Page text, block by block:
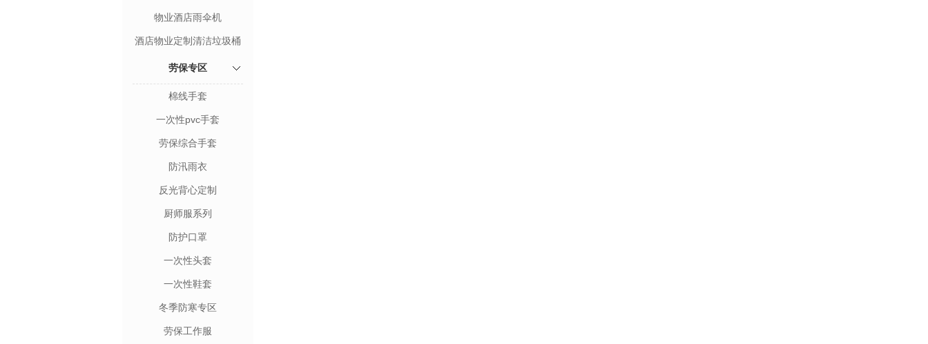
物业酒店雨伞机
酒店物业定制清洁垃圾桶
劳保专区
棉线手套
一次性pvc手套
劳保综合手套
防汛雨衣
反光背心定制
厨师服系列
防护口罩
一次性头套
一次性鞋套
冬季防寒专区
劳保工作服